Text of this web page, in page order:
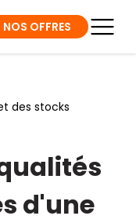
NOS OFFRES
des stocks
d'une